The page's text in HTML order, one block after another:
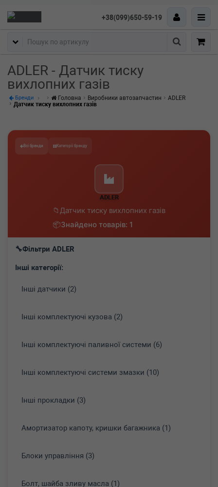
+38(099)650-59-19
Пошук
ADLER - Датчик тиску
вихлопних газів
Бренди Головна Виробники автозапчастин
ADLER
Датчик тиску вихлопних газів
Всі бренди Категорії бренду
ADLER
Датчик тиску вихлопних газів
Знайдено товарів: 1
Фільтри ADLER
Інші категорії:
Інші датчики (2)
Інші комплектуючі кузова (2)
Інші комплектуючі паливної системи (6)
Інші комплектуючі системи змазки (10)
Інші прокладки (3)
Амортизатор капоту, кришки багажника (1)
Блоки управління (3)
Болт, шайба зливу масла (1)